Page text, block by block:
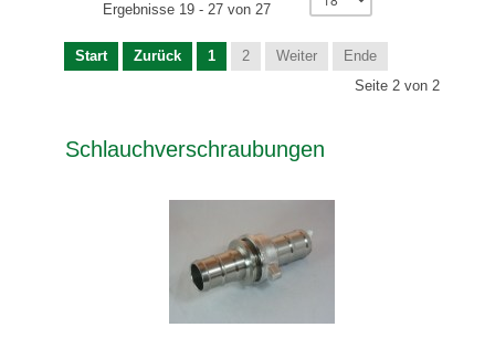
Ergebnisse 19 - 27 von 27
Start Zurück 1 2 Weiter
Ende
Seite 2 von 2
Schlauchverschraubungen